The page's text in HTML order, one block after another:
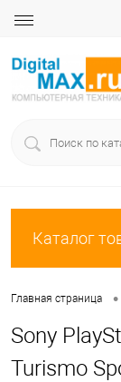
Каталог
Главная страница •
Sony
Turismo